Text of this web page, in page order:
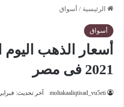
الرئيسية / أسواق
أسواق
2021 فى مصر
moltakaaliqtisad_vu5eti آخر تحديث: فبراير 12, 2021